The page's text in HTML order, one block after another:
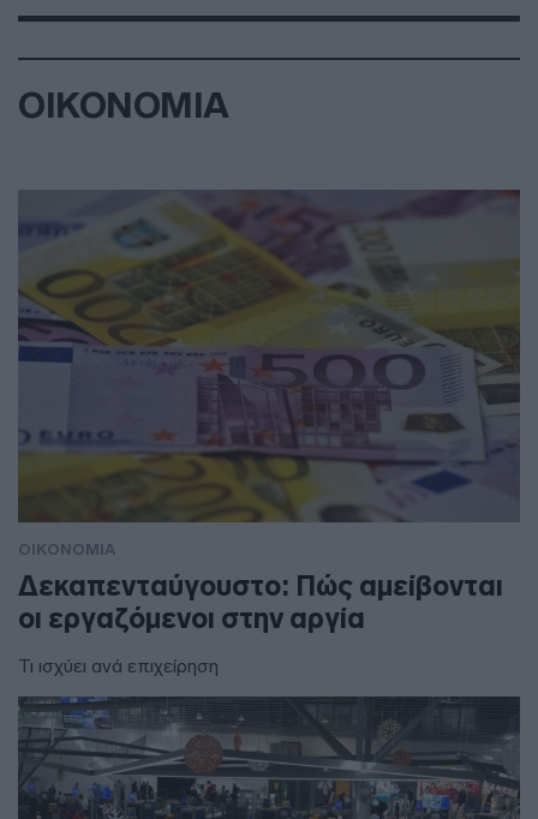
ΟΙΚΟΝΟΜΙΑ
ΟΙΚΟΝΟΜΙΑ
Δεκαπενταύγουστο: Πώς αμείβονται
οι εργαζόμενοι στην αργία
Τι ισχύει ανά επιχείρηση